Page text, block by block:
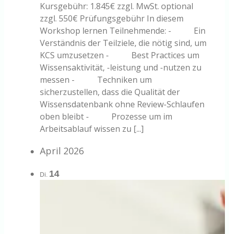
Kursgebühr: 1.845€ zzgl. MwSt. optional
zzgl. 550€ Prüfungsgebühr In diesem
Workshop lernen Teilnehmende: - Ein
Verständnis der Teilziele, die nötig sind, um
KCS umzusetzen - Best Practices um
Wissensaktivität, -leistung und -nutzen zu
messen - Techniken um
sicherzustellen, dass die Qualität der
Wissensdatenbank ohne Review-Schlaufen
oben bleibt - Prozesse um im
Arbeitsablauf wissen zu [...]
April 2026
Di. 14